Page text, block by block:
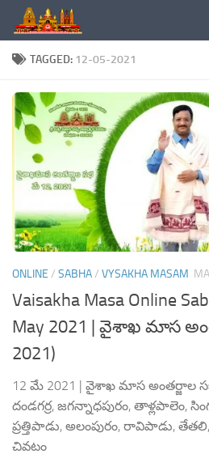
Skip to content
TAGGED: 12-05-2021
ONLINE / SABHA/ VYSAKHA MASAM
Vaisakha Masa Online
May 2021 | వైశాఖ మాస
2021)
12 మే 2021 | వైశాఖ మాస అంతర్జాల
దండగర్ర, జగన్నాధపురం, తాళ్లపాలెం,
ప్రత్తిపాడు, అలంపురం, రావిపాడు,
చివటం